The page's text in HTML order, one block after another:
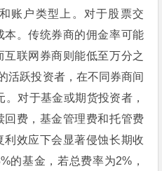
账户类型上。对于股票交
。传统券商的佣金率可能
联网券商则能低至万分之
活跃投资者，在不同券商间
对于基金或期货投资者，
回费，基金管理费和托管费
效应下会显著侵蚀长期收
的基金，若总费率为2%，